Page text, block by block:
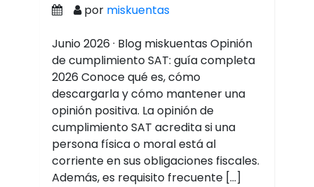
por miskuentas
Junio 2026 · Blog miskuentas Opinión
de cumplimiento SAT: guía completa
2026 Conoce qué es, cómo
descargarla y cómo mantener una
opinión positiva. La opinión de
cumplimiento SAT acredita si una
persona física o moral está al
corriente en sus obligaciones fiscales.
Además, es requisito frecuente […]